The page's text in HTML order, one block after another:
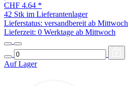
CHF 4.64 *
42 Stk im Lieferantenlager
Lieferstatus: versandbereit ab Mittwoch
Lieferzeit: 0 Werktage ab Mittwoch
Auf Lager